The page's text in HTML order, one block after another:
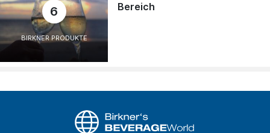
6
BIRKNER PRODUKTE
Bereich